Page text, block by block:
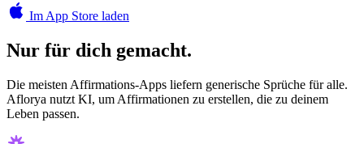
Im App Store laden
Nur für dich gemacht.
Die meisten Affirmations-Apps liefern generische Sprüche für alle.
Aflorya nutzt KI, um Affirmationen zu erstellen, die zu deinem
Leben passen.